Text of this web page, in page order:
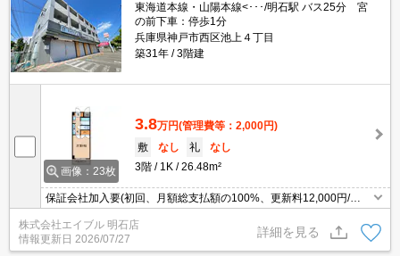
東海道本線・山陽本線<･･･/明石駅 バス25分 宮
の前下車：停歩1分
兵庫県神戸市西区池上４丁目
築31年
3階建
画像：23枚
3.8万円(管理費等：2,000円)
敷
なし 礼
なし
3階
1K 26.48m²
保証会社加入要(初回、月額総支払額の100%、更新料12,000円/
年)。ゆとりのある広さ。エアコン付き。独立洗面台が便利。都市ガ
ス使用。違約金有（1年未満総賃料2ヶ月、2年未満1ヶ月）。
株式会社エイブル 明石店
情報更新日 2026/07/27
詳細を見る